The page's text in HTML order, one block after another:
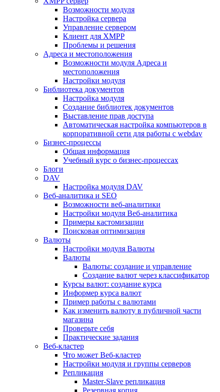
Возможности модуля
Настройка сервера
Управление сервером
Клиент для XMPP
Проблемы и решения
Адреса и местоположения
Возможности модуля Адреса и
местоположения
Настройки модуля
Библиотека документов
Настройка модуля
Создание библиотек документов
Выставление прав доступа
Автоматическая настройка компьютеров в
корпоративной сети для работы с webdav
Бизнес-процессы
Общая информация
Учебный курс о бизнес-процессах
Блоги
DAV
Настройка модуля DAV
Веб-аналитика и SEO
Возможности веб-аналитики
Настройки модуля Веб-аналитика
Примеры кастомизации
Поисковая оптимизация
Валюты
Настройки модуля Валюты
Валюты
Валюты: создание и управление
Создание валют через классификатор
Курсы валют: создание курса
Информер курса валют
Пример работы с валютами
Как изменить валюту в публичной части
магазина
Проверьте себя
Практические задания
Веб-кластер
Что может Веб-кластер
Настройки модуля и группы серверов
Репликация
Master-Slave репликация
Резервная копия